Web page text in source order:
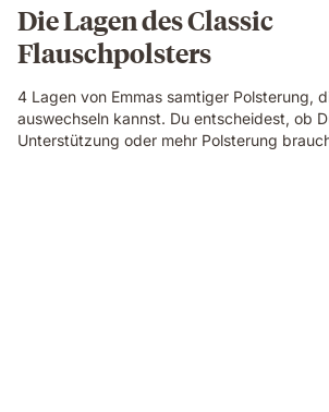
Die Lagen des Classic
Flauschpolsters
4 Lagen von Emmas samtiger Polsterung,
auswechseln kannst. Du entscheidest, ob
Unterstützung oder mehr Polsterung